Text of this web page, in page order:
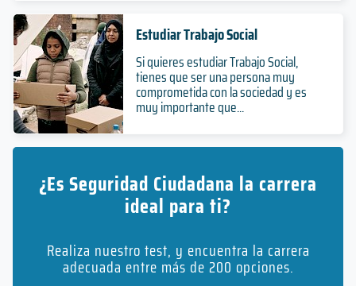
Estudiar Trabajo Social
Si quieres estudiar Trabajo Social,
tienes que ser una persona muy
comprometida con la sociedad y es
muy importante que...
¿Es Seguridad Ciudadana la carrera
ideal para ti?
Realiza nuestro test, y encuentra la carrera
adecuada entre más de 200 opciones.